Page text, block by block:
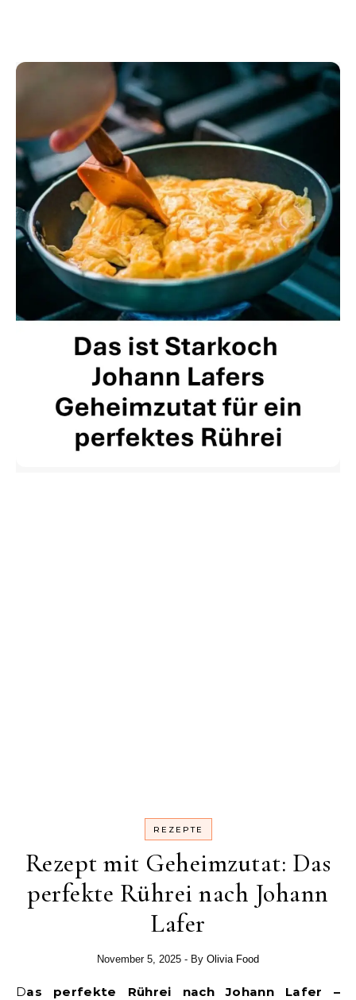
REZEPTE
Rezept mit Geheimzutat: Das
perfekte Rührei nach Johann
Lafer
November 5, 2025 - By Olivia Food
Das perfekte Rührei nach Johann Lafer –